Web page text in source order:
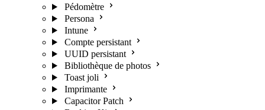
Pédomètre
Persona
Intune
Compte persistant
UUID persistant
Bibliothèque de photos
Toast joli
Imprimante
Capacitor Patch